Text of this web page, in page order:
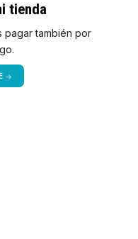
tienda
pagar también por